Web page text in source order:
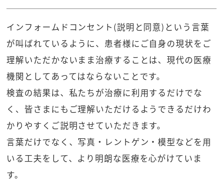
インフォームドコンセント(説明と同意)という言葉
が叫ばれているように、患者様にご自身の現状をご
理解いただかないまま治療することは、現代の医療
機関としてあってはならないことです。
検査の結果は、私たちが治療に利用するだけでな
く、皆さまにもご理解いただけるようできるだけわ
かりやすくご説明させていただきます。
言葉だけでなく、写真・レントゲン・模型などを用
いる工夫をして、より明朗な医療を心がけていま
す。